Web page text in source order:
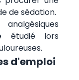
de sédation.
étudié lors
d'emploi